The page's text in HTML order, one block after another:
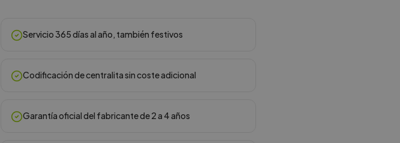
Servicio 365 días al año, también festivos
Codificación de centralita sin coste adicional
Garantía oficial del fabricante de 2 a 4 años